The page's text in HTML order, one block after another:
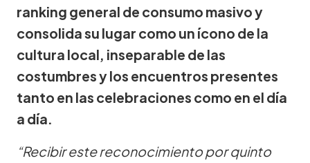
ranking general de consumo masivo y
consolida su lugar como un ícono de la
cultura local, inseparable de las
costumbres y los encuentros presentes
tanto en las celebraciones como en el día
a día.
“Recibir este reconocimiento por quinto